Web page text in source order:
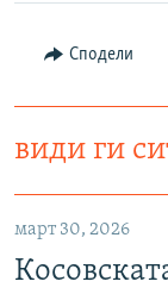
Сподели
види ги
март 30, 2026